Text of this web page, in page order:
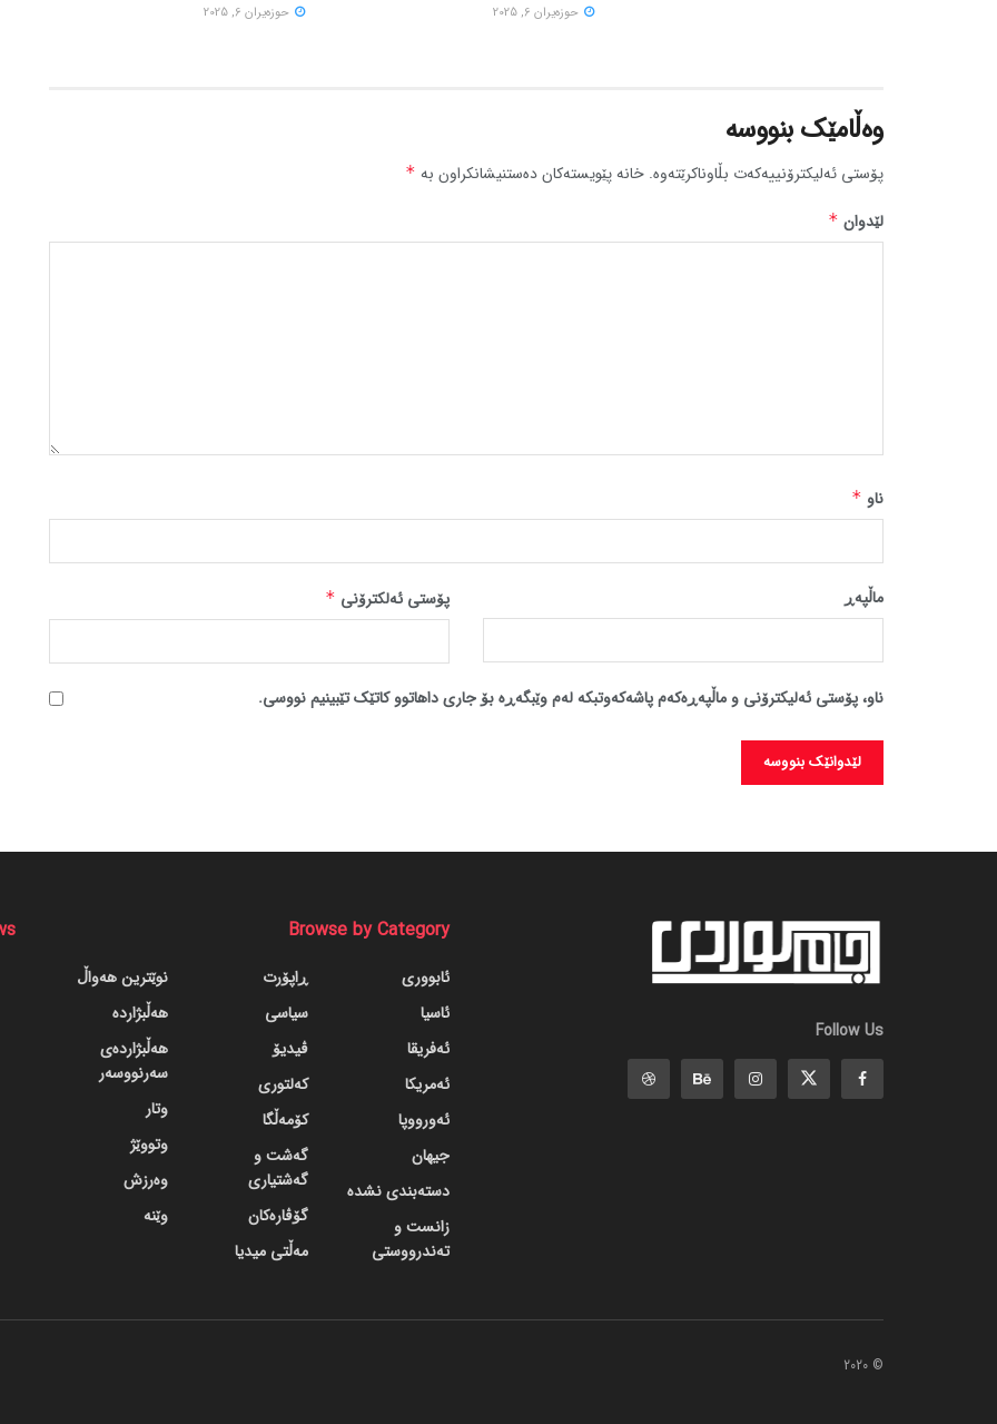
حوزه‌یران 6, 2025 حوزه‌یران 6, 2025
وەڵامێک بنووسە
پۆستی ئەلیکترۆنییەکەت بڵاوناکرێتەوە. خانە پێویستەکان دەستنیشانکراون بە *
لێدوان *
ناو *
پۆستی ئەلکترۆنی * ماڵپه‌ڕ
ناو، پۆستی ئەلیکترۆنی و ماڵپەڕەکەم پاشەکەوتبکە لەم وێبگەڕە بۆ جاری داهاتوو کاتێک تێبینیم نووسی.
Follow Us
Browse by Category
ئابووری
ئاسیا
ئەفریقا
ئەمریکا
ئەورووپا
جیهان
دسته‌بندی نشده
زانست و
تەندرووستی
ڕاپۆرت
سیاسی
ڤیدیۆ
کەلتوری
کۆمەڵگا
گه‌شت و
گه‌شتیاری
گۆڤاره‌کان
مەڵتی میدیا
نوێترین هەواڵ
هەڵبژاردە
هەڵبژاردەی
سەرنووسەر
وتار
وتووێژ
وەرزش
وێنە
© 2020